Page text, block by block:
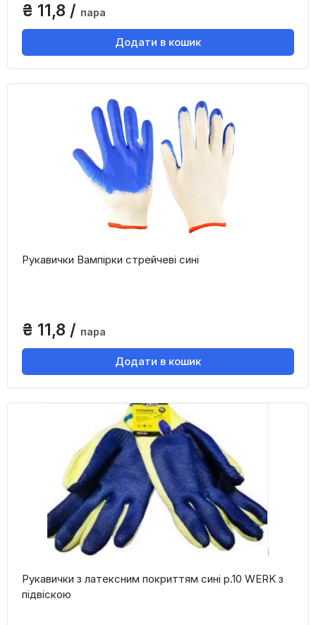
₴ 11,8 / пара
Додати в кошик
Рукавички Вампірки стрейчеві сині
₴ 11,8 / пара
Додати в кошик
Рукавички з латексним покриттям сині р.10 WERK з
підвіскою